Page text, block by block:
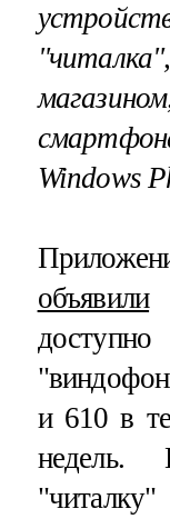
Windows
объявили
и 610 в
недель.